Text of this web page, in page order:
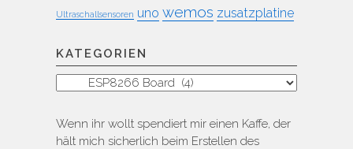
Ultraschallsensoren uno wemos zusatzplatine
KATEGORIEN
Kategorien
Wenn ihr wollt spendiert mir einen Kaffe, der
hält mich sicherlich beim Erstellen des